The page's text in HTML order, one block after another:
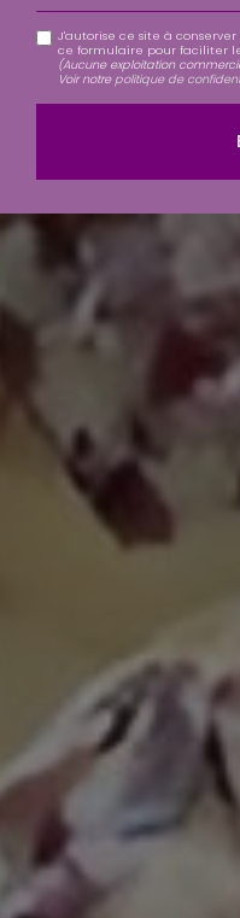
J'autorise ce site à
ce formulaire pour faciliter
(Aucune exploitation
Voir notre politique de